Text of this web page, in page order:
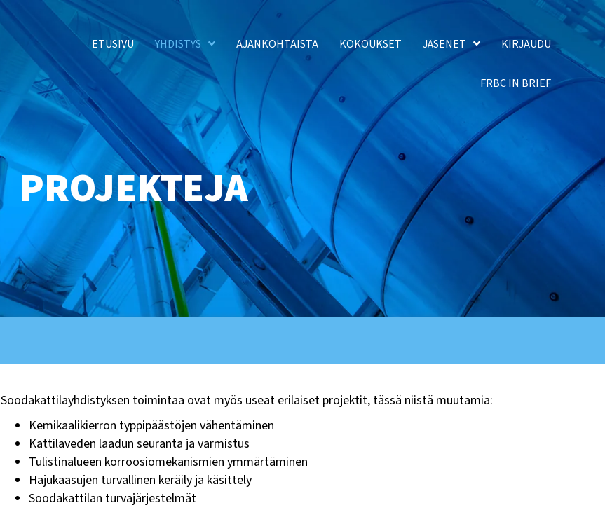
ETUSIVU YHDISTYS AJANKOHTAISTA KOKOUKSET JÄSENET KIRJAUDU
FRBC IN BRIEF
PROJEKTEJA
Soodakattilayhdistyksen toimintaa ovat myös useat erilaiset projektit, tässä niistä muutamia:
Kemikaalikierron typpipäästöjen vähentäminen
Kattilaveden laadun seuranta ja varmistus
Tulistinalueen korroosiomekanismien ymmärtäminen
Hajukaasujen turvallinen keräily ja käsittely
Soodakattilan turvajärjestelmät